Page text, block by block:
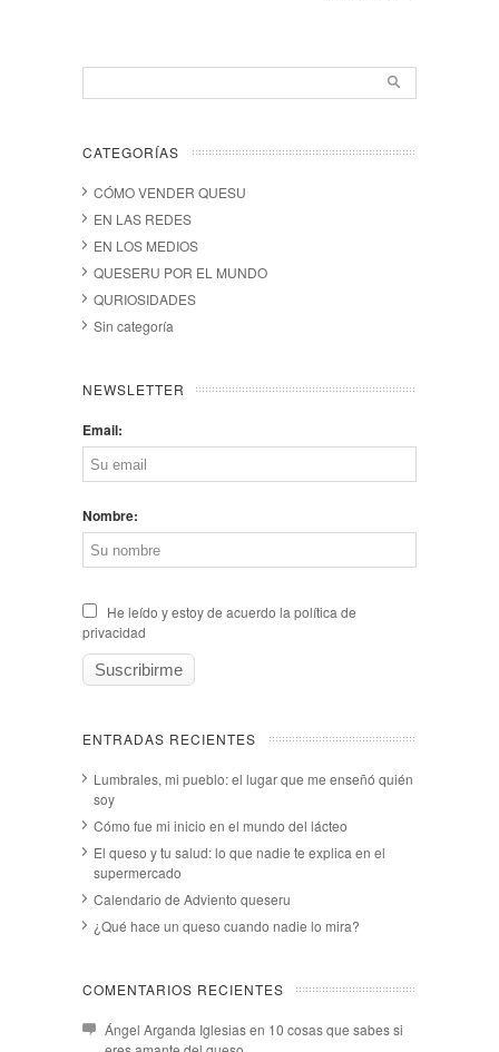
CATEGORÍAS
CÓMO VENDER QUESU
EN LAS REDES
EN LOS MEDIOS
QUESERU POR EL MUNDO
QURIOSIDADES
Sin categoría
NEWSLETTER
Email:
Nombre:
He leído y estoy de acuerdo la política de
privacidad
ENTRADAS RECIENTES
Lumbrales, mi pueblo: el lugar que me enseñó quién
soy
Cómo fue mi inicio en el mundo del lácteo
El queso y tu salud: lo que nadie te explica en el
supermercado
Calendario de Adviento queseru
¿Qué hace un queso cuando nadie lo mira?
COMENTARIOS RECIENTES
Ángel Arganda Iglesiasen 10 cosas que sabes si